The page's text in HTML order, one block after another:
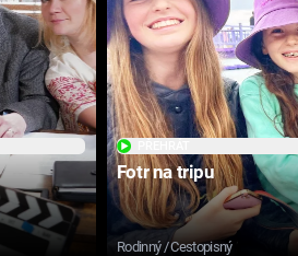
Fotr na tripu
Rodinný / Cestopisný